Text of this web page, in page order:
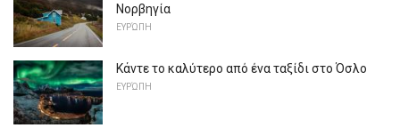
Νορβηγία
ΕΥΡΏΠΗ
Κάντε το καλύτερο από ένα ταξίδι στο Όσλο
ΕΥΡΏΠΗ